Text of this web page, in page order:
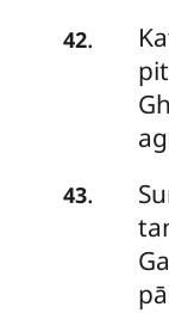
42.
43.